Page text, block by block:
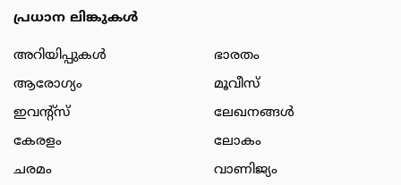
പ്രധാന ലിങ്കുകൾ
അറിയിപ്പുകള്‍
ആരോഗ്യം
ഇവന്റ്സ്
കേരളം
ചരമം
ഭാരതം
മൂവീസ്
ലേഖനങ്ങള്‍
ലോകം
വാണിജ്യം